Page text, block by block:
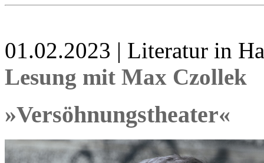
01.02.2023 | Literatur in
Lesung mit Max Czollek
»Versöhnungstheater«